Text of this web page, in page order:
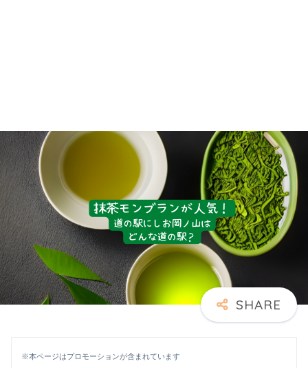
※本ページはプロモーションが含まれています